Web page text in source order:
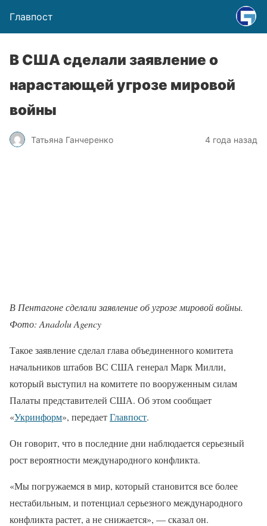
Главпост
В США сделали заявление о
нарастающей угрозе мировой
войны
Татьяна Ганчеренко 4 года назад
В Пентагоне сделали заявление об угрозе мировой войны.
Фото: Anadolu Agency
Такое заявление сделал глава объединенного комитета
начальников штабов ВС США генерал Марк Милли,
который выступил на комитете по вооруженным силам
Палаты представителей США. Об этом сообщает
«Укринформ», передаетГлавпост.
Он говорит, что в последние дни наблюдается серьезный
рост вероятности международного конфликта.
«Мы погружаемся в мир, который становится все более
нестабильным, и потенциал серьезного международного
конфликта растет, а не снижается», — сказал он.